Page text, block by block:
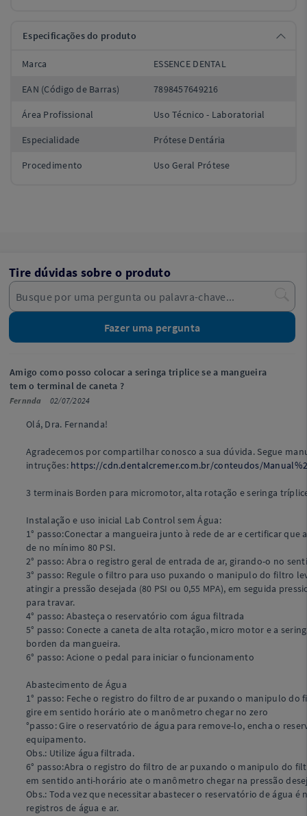
Especificações do produto
Marca ESSENCE DENTAL
EAN (Código de Barras) 7898457649216
Área Profissional Uso Técnico - Laboratorial
Especialidade Prótese Dentária
Procedimento Uso Geral Prótese
Tire dúvidas sobre o produto
Fazer uma pergunta
Amigo como posso colocar a seringa triplice se a mangueira
tem o terminal de caneta ?
Fernnda 02/07/2024
Olá, Dra. Fernanda!
Agradecemos por compartilhar conosco a sua dúvida. Segue
intruções: https://cdn.dentalcremer.com.br/conteudos/
3 terminais Borden para micromotor, alta rotação e seringa
Instalação e uso inicial Lab Control sem Água:
1° passo:Conectar a mangueira junto à rede de ar e certificar que
de no mínimo 80 PSI.
2° passo: Abra o registro geral de entrada de ar, girando-o no
3° passo: Regule o filtro para uso puxando o manipulo do filtro
atingir a pressão desejada (80 PSI ou 0,55 MPA), em seguida
para travar.
4° passo: Abasteça o reservatório com água filtrada
5° passo: Conecte a caneta de alta rotação, micro motor e a
borden da mangueira.
6° passo: Acione o pedal para iniciar o funcionamento
Abastecimento de Água
1° passo: Feche o registro do filtro de ar puxando o manipulo do
gire em sentido horário ate o manômetro chegar no zero
°passo: Gire o reservatório de água para remove-lo, encha o
equipamento.
Obs.: Utilize água filtrada.
6° passo:Abra o registro do filtro de ar puxando o manipulo do
em sentido anti-horário ate o manômetro chegar na pressão
Obs.: Toda vez que necessitar abastecer o reservatório de água é
registros de água e ar.